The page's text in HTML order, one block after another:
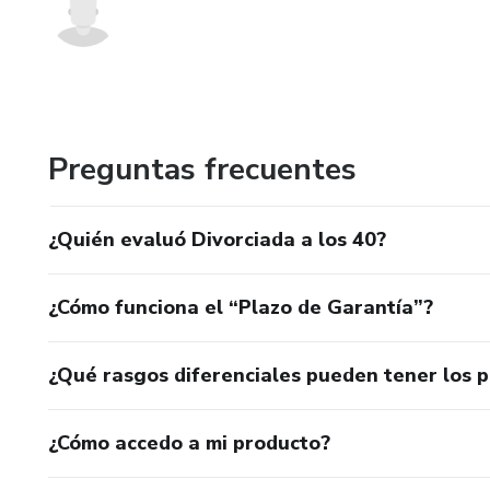
Preguntas frecuentes
¿Quién evaluó Divorciada a los 40?
¿Cómo funciona el “Plazo de Garantía”?
¿Qué rasgos diferenciales pueden tener los
¿Cómo accedo a mi producto?